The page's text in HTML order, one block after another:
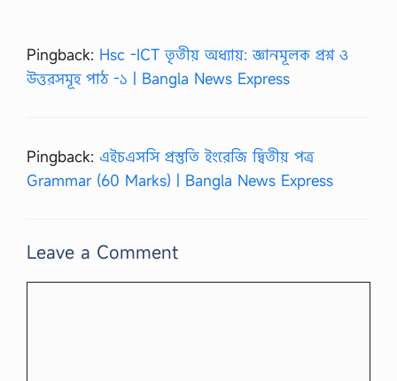
Pingback: Hsc -ICT তৃতীয় অধ্যায়: জ্ঞানমূলক প্রশ্ন ও
উত্তরসমূহ পাঠ -১ | Bangla News Express
Pingback: এইচএসসি প্রস্তুতি ইংরেজি দ্বিতীয় পত্র
Grammar (60 Marks) | Bangla News Express
Leave a Comment